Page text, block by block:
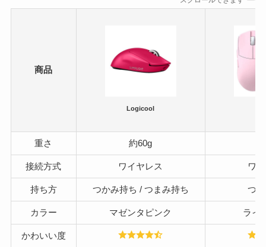
商品
Logicool
重さ 約60g
接続方式 ワイヤレス ワ
持ち方 つかみ持ち / つまみ持ち つ
カラー マゼンタピンク ライ
かわいい度